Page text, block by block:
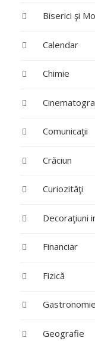
Biserici şi
Calendar
Chimie
Comunicaţii
Crăciun
Curiozităţi
Decoraţiuni
Financiar
Fizică
Gastronomie
Geografie